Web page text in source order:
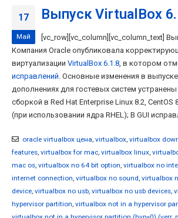
17
Май
Выпуск VirtualBox
[vc_row][vc_column][vc_column_text]
Компания Oracle опубликовала
виртуализации VirtualBox 6.1.8, в котором
исправлений. Основные изменения в выпуске
дополнениях для гостевых систем
сборкой в Red Hat Enterprise Linux 8.2, CentOS
(при использовании ядра RHEL); В GUI
oracle virtualbox цена, virtualbox, virtualbox
features, virtualbox for mac, virtualbox linux,
mac os, virtualbox no 64 bit option, virtualbox no
internet connection, virtualbox no sound, virtualbox
device, virtualbox no usb, virtualbox no usb devices,
hypervisor partition, virtualbox not in a hypervisor